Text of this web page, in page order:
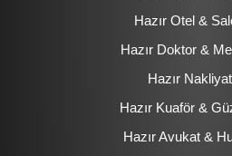
Hazır Otel &
Hazır Doktor &
Hazır
Hazır Kuaför &
Hazır Avukat &